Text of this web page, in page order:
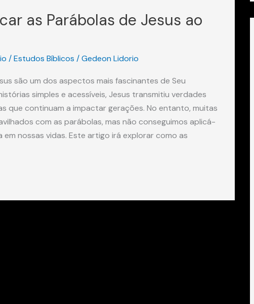
as Parábolas de Jesus ao
/Estudos Bíblicos /Gedeon Lidorio
são um dos aspectos mais fascinantes de Seu
simples e acessíveis, Jesus transmitiu verdades
que continuam a impactar gerações. No entanto, muitas
com as parábolas, mas não conseguimos aplicá-
nossas vidas. Este artigo irá explorar como as